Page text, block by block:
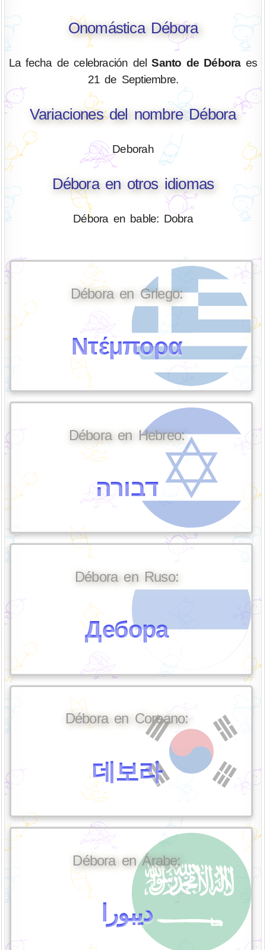
Onomástica Débora
La fecha de celebración delSanto de Déboraes
21 de Septiembre.
Variaciones del nombre Débora
Deborah
Débora en otros idiomas
Débora en bable: Dobra
Débora en Griego:
Ντέμπορα
Débora en Hebreo:
דבורה
Débora en Ruso:
Дебора
Débora en Coreano:
데보라
Débora en Árabe:
ديبورا